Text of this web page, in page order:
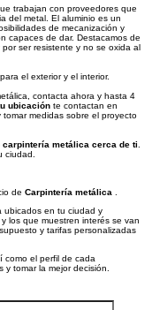
trabajan con proveedores que
del metal. El aluminio es un
de mecanización y
capaces de dar. Destacamos de
ser resistente y no se oxida al
el exterior y el interior.
contacta ahora y hasta 4
ubicación te contactan en
medidas sobre el proyecto
carpintería metálica cerca de ti
ciudad.
de Carpintería metálica
ubicados en tu ciudad y
los que muestren interés se van
y tarifas personalizadas
como el perfil de cada
tomar la mejor decisión.